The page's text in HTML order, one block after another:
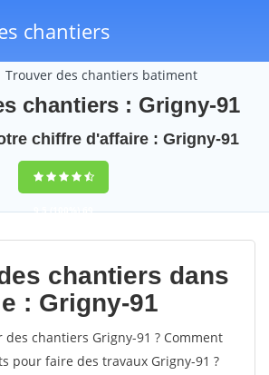
chantiers
Trouver des chantiers batiment
chantiers : Grigny-91
chiffre d'affaire : Grigny-91
9,5(100%)69
votes
chantiers dans
: Grigny-91
chantiers Grigny-91 ? Comment
pour faire des travaux Grigny-91 ?